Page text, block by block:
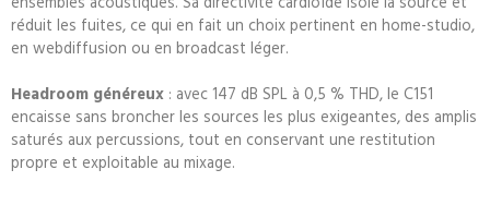
réduit les fuites, ce qui en fait un choix pertinent en home-studio,
en webdiffusion ou en broadcast léger.
Headroom généreux : avec 147 dB SPL à 0,5 % THD, le C151
encaisse sans broncher les sources les plus exigeantes, des amplis
saturés aux percussions, tout en conservant une restitution
propre et exploitable au mixage.